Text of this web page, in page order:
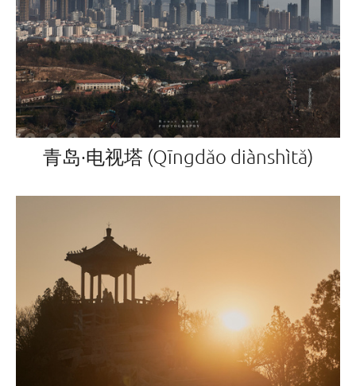
青岛·电视塔 (Qīngdǎo diànshìtǎ)